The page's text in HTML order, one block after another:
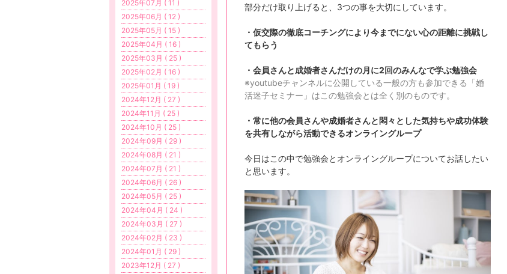
部分だけ取り上げると、3つの事を大切にしています。
・仮交際の徹底コーチングにより今までにない心の距離に挑戦し
てもらう
・会員さんと成婚者さんだけの月に2回のみんなで学ぶ勉強会
※youtubeチャンネルに公開している一般の方も参加できる「婚
活迷子セミナー」はこの勉強会とは全く別のものです。
・常に他の会員さんや成婚者さんと悶々とした気持ちや成功体験
を共有しながら活動できるオンライングループ
今日はこの中で勉強会とオンライングループについてお話したい
と思います。
2025年07月 ( 11 )
2025年06月 ( 12 )
2025年05月 ( 15 )
2025年04月 ( 16 )
2025年03月 ( 25 )
2025年02月 ( 16 )
2025年01月 ( 19 )
2024年12月 ( 27 )
2024年11月 ( 25 )
2024年10月 ( 25 )
2024年09月 ( 29 )
2024年08月 ( 21 )
2024年07月 ( 21 )
2024年06月 ( 26 )
2024年05月 ( 25 )
2024年04月 ( 24 )
2024年03月 ( 27 )
2024年02月 ( 23 )
2024年01月 ( 29 )
2023年12月 ( 27 )